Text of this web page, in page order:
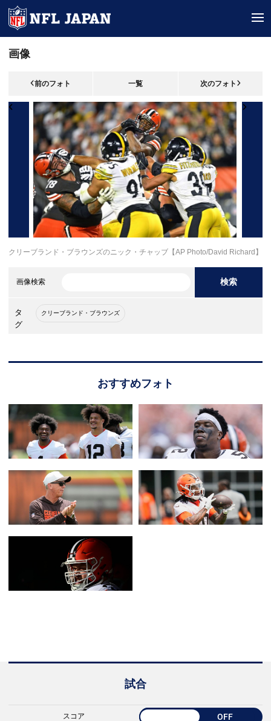
画像
前のフォト 一覧 次のフォト
クリーブランド・ブラウンズのニック・チャッブ【AP Photo/David Richard】
画像検索 検索
タ
グ
クリーブランド・ブラウンズ
おすすめフォト
試合
スコア OFF